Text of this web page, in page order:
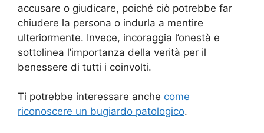
accusare o giudicare, poiché ciò potrebbe far
chiudere la persona o indurla a mentire
ulteriormente. Invece, incoraggia l’onestà e
sottolinea l’importanza della verità per il
benessere di tutti i coinvolti.
Ti potrebbe interessare anche come
riconoscere un bugiardo patologico.